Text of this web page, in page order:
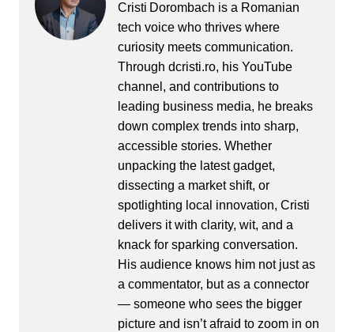
Cristi Dorombach is a Romanian
tech voice who thrives where
curiosity meets communication.
Through dcristi.ro, his YouTube
channel, and contributions to
leading business media, he breaks
down complex trends into sharp,
accessible stories. Whether
unpacking the latest gadget,
dissecting a market shift, or
spotlighting local innovation, Cristi
delivers it with clarity, wit, and a
knack for sparking conversation.
His audience knows him not just as
a commentator, but as a connector
— someone who sees the bigger
picture and isn’t afraid to zoom in on